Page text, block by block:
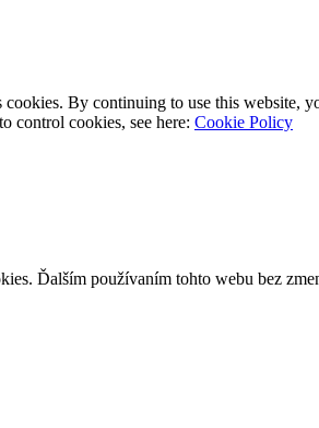
By continuing to use this website,
control cookies, see here: Cookie Policy
Ďalším používaním tohto webu bez